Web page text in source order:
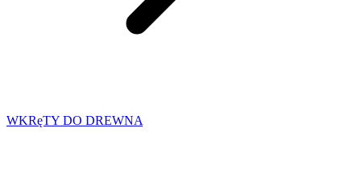
WKRęTY DO DREWNA